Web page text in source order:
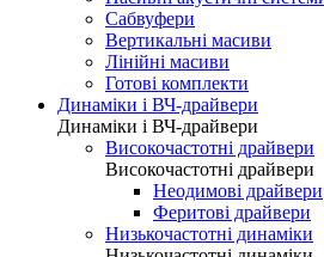
Сабвуфери
Вертикальні масиви
Лінійні масиви
Готові комплекти
Динаміки і ВЧ-драйвери
Динаміки і ВЧ-драйвери
Високочастотні драйвери
Високочастотні драйвери
Неодимові драйвери
Феритові драйвери
Низькочастотні динаміки